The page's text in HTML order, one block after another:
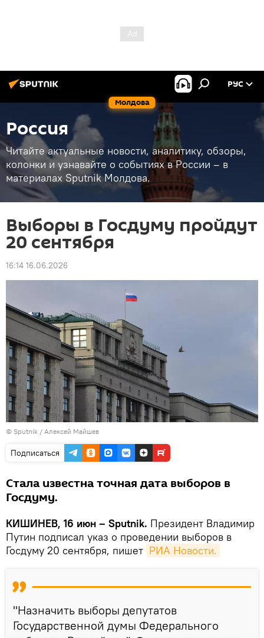
Молдова
РУС
Россия
Читайте актуальные новости, аналитику, обзоры,
колонки и узнавайте о событиях в России – в
материалах Sputnik Молдова.
Выборы в Госдуму пройдут
20 сентября
16:14 16.06.2026
© Sputnik / Алексей Майшев
Подписаться
Стала известна точная дата выборов в
Госдуму.
КИШИНЕВ, 16 июн – Sputnik. Президент Владимир
Путин подписал указ о проведении выборов в
Госдуму 20 сентября, пишет РИА Новости.
"Назначить выборы депутатов
Государственной думы Федерального